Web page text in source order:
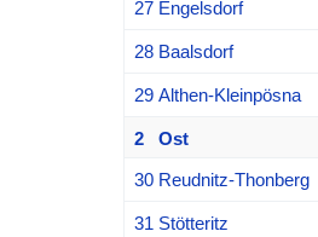
27 Engelsdorf
28 Baalsdorf
29 Althen-Kleinpösna
2 Ost
30 Reudnitz-Thonberg
31 Stötteritz